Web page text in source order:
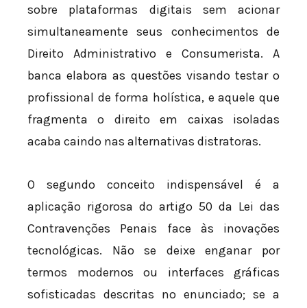
sobre plataformas digitais sem acionar
simultaneamente seus conhecimentos de
Direito Administrativo e Consumerista. A
banca elabora as questões visando testar o
profissional de forma holística, e aquele que
fragmenta o direito em caixas isoladas
acaba caindo nas alternativas distratoras.
O segundo conceito indispensável é a
aplicação rigorosa do artigo 50 da Lei das
Contravenções Penais face às inovações
tecnológicas. Não se deixe enganar por
termos modernos ou interfaces gráficas
sofisticadas descritas no enunciado; se a